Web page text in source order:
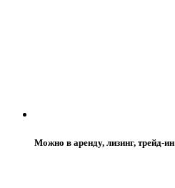
Можно в аренду, лизинг, трейд-ин